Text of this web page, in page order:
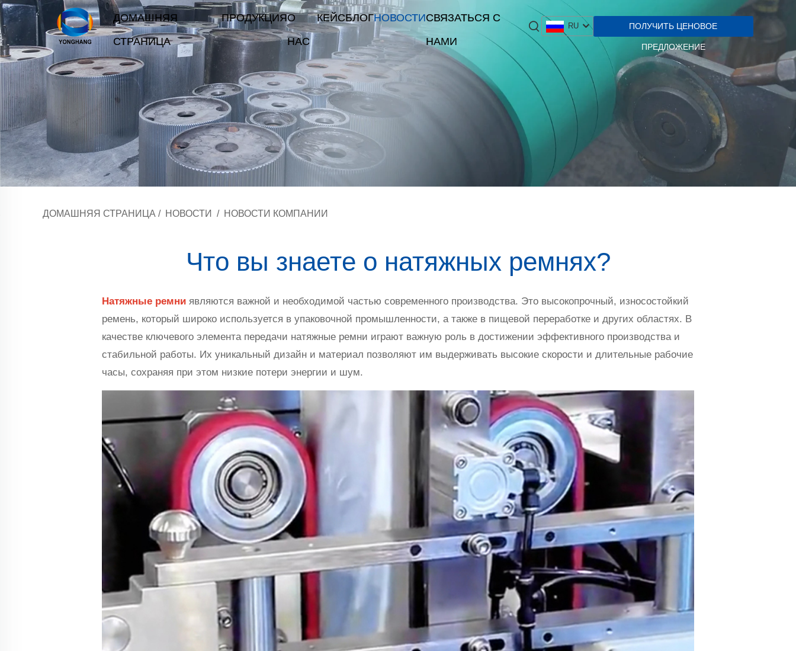
ДОМАШНЯЯ
СТРАНИЦА
ПРОДУКЦИЯО
НАС
КЕЙСБЛОГНОВОСТИСВЯЗАТЬСЯ С
НАМИ
RU ПОЛУЧИТЬ ЦЕНОВОЕ
ПРЕДЛОЖЕНИЕ
ДОМАШНЯЯ СТРАНИЦА / НОВОСТИ / НОВОСТИ КОМПАНИИ
Что вы знаете о натяжных ремнях?
Натяжные ремни являются важной и необходимой частью современного производства. Это высокопрочный, износостойкий
ремень, который широко используется в упаковочной промышленности, а также в пищевой переработке и других областях. В
качестве ключевого элемента передачи натяжные ремни играют важную роль в достижении эффективного производства и
стабильной работы. Их уникальный дизайн и материал позволяют им выдерживать высокие скорости и длительные рабочие
часы, сохраняя при этом низкие потери энергии и шум.